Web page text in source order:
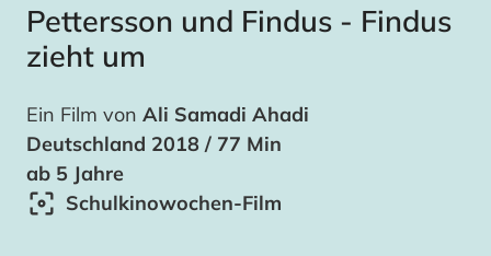
Pettersson und Findus - Findus
zieht um
Ein Film von Ali Samadi Ahadi
Deutschland 2018 / 77 Min
ab 5 Jahre
Schulkinowochen-Film